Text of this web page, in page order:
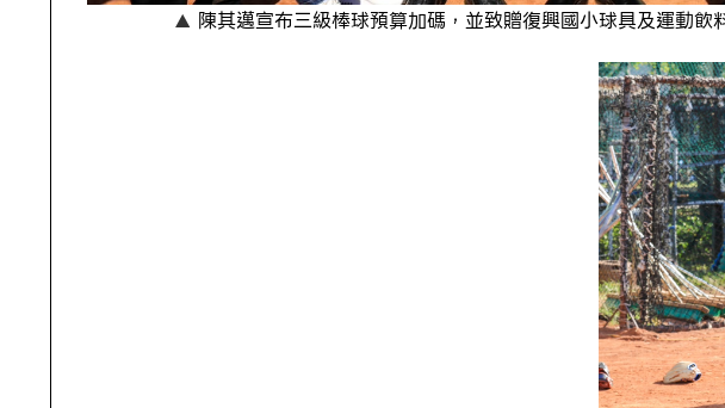
陳其邁宣布三級棒球預算加碼，並致贈復興國小球具及運動飲